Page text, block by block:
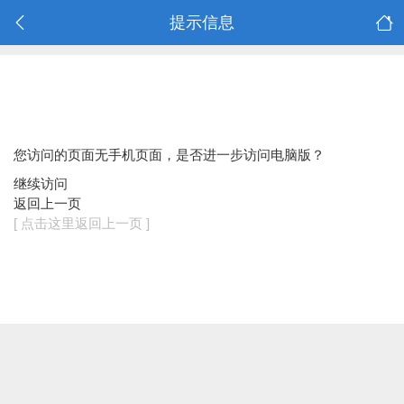
提示信息
您访问的页面无手机页面，是否进一步访问电脑版？
继续访问
返回上一页
[ 点击这里返回上一页 ]